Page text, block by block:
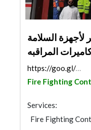
السلامة
المراقبه
https://goo.gl/maps/zf8L5eLRbhc77CeV6
Fire Fighting
Services:
Fire Fighting